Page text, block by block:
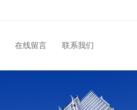
在线留言 联系我们